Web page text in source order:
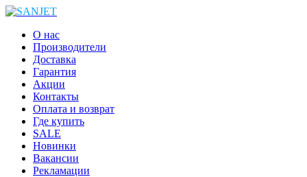
О нас
Производители
Доставка
Гарантия
Акции
Контакты
Оплата и возврат
Где купить
SALE
Новинки
Вакансии
Рекламации